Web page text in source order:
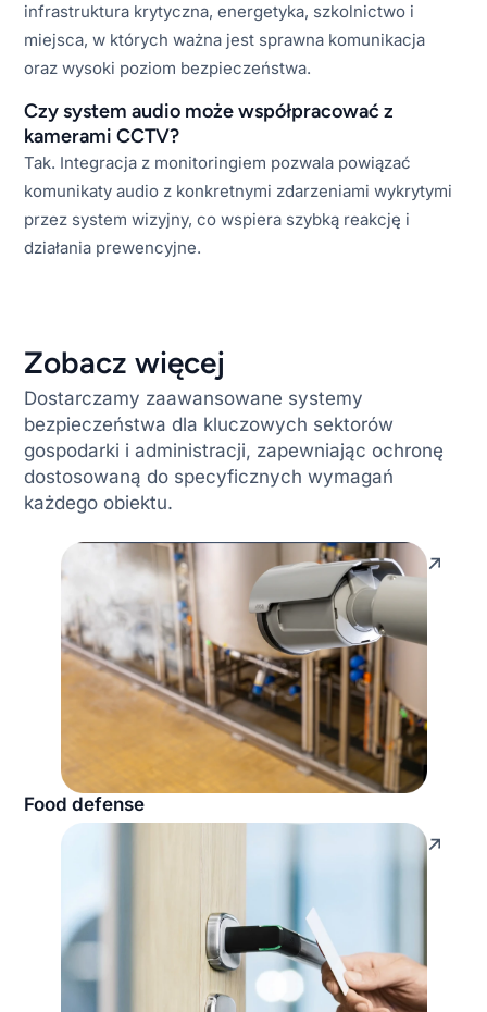
infrastruktura krytyczna, energetyka, szkolnictwo i
miejsca, w których ważna jest sprawna komunikacja
oraz wysoki poziom bezpieczeństwa.
Czy system audio może współpracować z
kamerami CCTV?
Tak. Integracja z monitoringiem pozwala powiązać
komunikaty audio z konkretnymi zdarzeniami wykrytymi
przez system wizyjny, co wspiera szybką reakcję i
działania prewencyjne.
Zobacz więcej​
Dostarczamy zaawansowane systemy
bezpieczeństwa dla kluczowych sektorów
gospodarki i administracji, zapewniając ochronę
dostosowaną do specyficznych wymagań
każdego obiektu.
Food defense